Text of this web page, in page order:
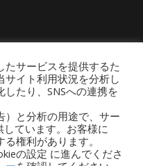
たサービスを提供するた
サイト利用状況を分析し
たり、SNSへの連携を
）と分析の用途で、サー
しています。お客様に
権利があります。
の設定 に進んでくださ